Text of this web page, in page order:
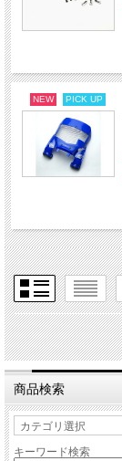
NEW PICK UP
商品検索
キーワード検索